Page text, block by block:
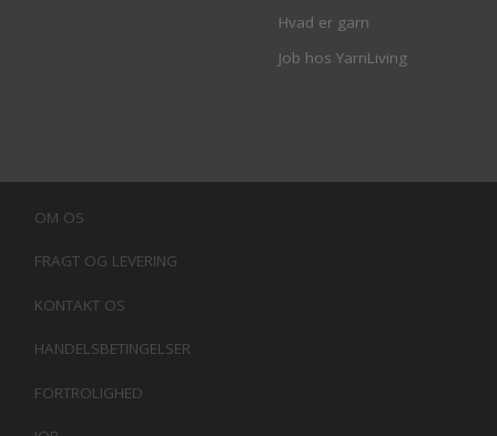
Hvad er garn
Job hos YarnLiving
OM OS
FRAGT OG LEVERING
KONTAKT OS
HANDELSBETINGELSER
FORTROLIGHED